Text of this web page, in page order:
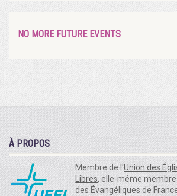
NO MORE FUTURE EVENTS
À PROPOS
Membre de l'Union des
Libres, elle-même membre
des Évangéliques de